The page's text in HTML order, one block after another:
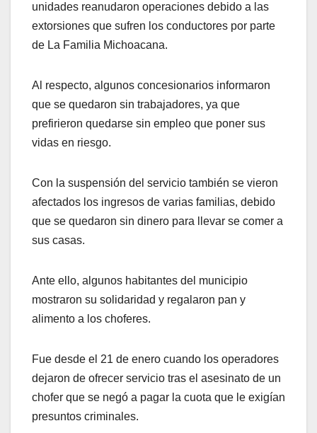
unidades reanudaron operaciones debido a las
extorsiones que sufren los conductores por parte
de La Familia Michoacana.
Al respecto, algunos concesionarios informaron
que se quedaron sin trabajadores, ya que
prefirieron quedarse sin empleo que poner sus
vidas en riesgo.
Con la suspensión del servicio también se vieron
afectados los ingresos de varias familias, debido
que se quedaron sin dinero para llevar se comer a
sus casas.
Ante ello, algunos habitantes del municipio
mostraron su solidaridad y regalaron pan y
alimento a los choferes.
Fue desde el 21 de enero cuando los operadores
dejaron de ofrecer servicio tras el asesinato de un
chofer que se negó a pagar la cuota que le exigían
presuntos criminales.